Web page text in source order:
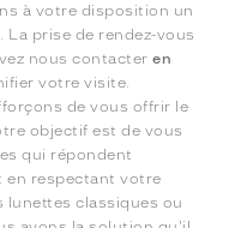
à votre disposition un
prise de rendez-vous
nous contacteren
votre visite.
de vous offrir le
objectif est de vous
qui répondent
en respectant votre
lunettes classiques ou